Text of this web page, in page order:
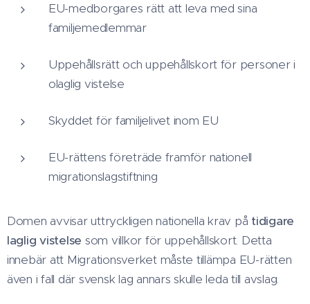
EU-medborgares rätt att leva med sina
familjemedlemmar
Uppehållsrätt och uppehållskort för personer i
olaglig vistelse
Skyddet för familjelivet inom EU
EU-rättens företräde framför nationell
migrationslagstiftning
Domen avvisar uttryckligen nationella krav på tidigare
laglig vistelse som villkor för uppehållskort. Detta
innebär att Migrationsverket måste tillämpa EU-rätten
även i fall där svensk lag annars skulle leda till avslag.